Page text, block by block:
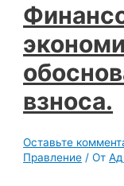
взноса.
Оставьте
Правление / От